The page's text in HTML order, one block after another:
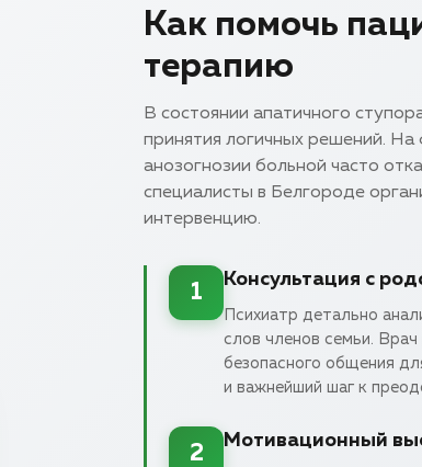
Как помочь
терапию
В состоянии апатичного
принятия логичных решений.
анозогнозии больной часто
специалисты в Белгороде
интервенцию.
1
Консультация с
Психиатр детально
слов членов семьи.
безопасного общения
и важнейший шаг к
2
Мотивационный